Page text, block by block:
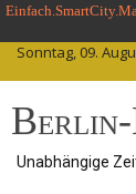
Skip
content
Sonntag, 09.
Unabhängige